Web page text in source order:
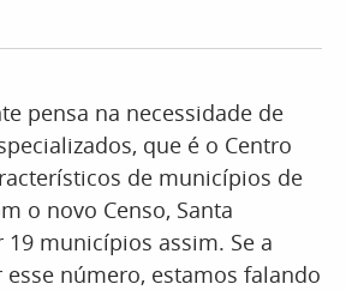
pensa na necessidade de
que é o Centro
de municípios de
o novo Censo, Santa
19 municípios assim. Se a
número, estamos falando